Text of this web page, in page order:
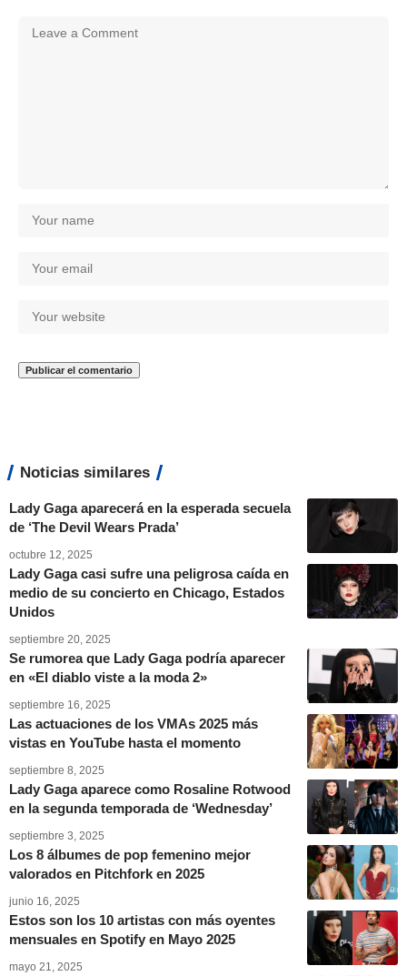
Noticias similares
Lady Gaga aparecerá en la esperada secuela
de ‘The Devil Wears Prada’
octubre 12, 2025
Lady Gaga casi sufre una peligrosa caída en
medio de su concierto en Chicago, Estados
Unidos
septiembre 20, 2025
Se rumorea que Lady Gaga podría aparecer
en «El diablo viste a la moda 2»
septiembre 16, 2025
Las actuaciones de los VMAs 2025 más
vistas en YouTube hasta el momento
septiembre 8, 2025
Lady Gaga aparece como Rosaline Rotwood
en la segunda temporada de ‘Wednesday’
septiembre 3, 2025
Los 8 álbumes de pop femenino mejor
valorados en Pitchfork en 2025
junio 16, 2025
Estos son los 10 artistas con más oyentes
mensuales en Spotify en Mayo 2025
mayo 21, 2025